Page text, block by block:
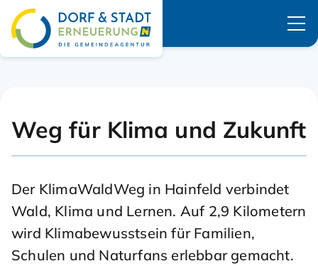
Weg für Klima und Zukunft
Der KlimaWaldWeg in Hainfeld verbindet
Wald, Klima und Lernen. Auf 2,9 Kilometern
wird Klimabewusstsein für Familien,
Schulen und Naturfans erlebbar gemacht.